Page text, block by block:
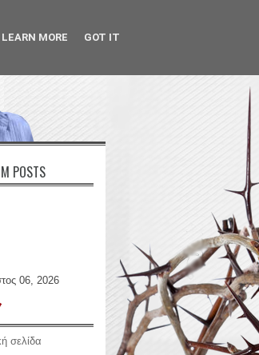
POSTS
06, 2026
σελίδα
LEARN MORE GOT IT